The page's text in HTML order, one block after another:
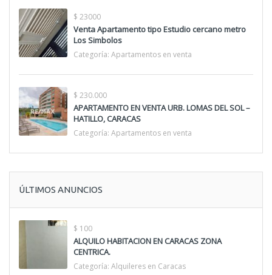
$ 23000
Venta Apartamento tipo Estudio cercano metro
Los Simbolos
Categoría: Apartamentos en venta
$ 230.000
APARTAMENTO EN VENTA URB. LOMAS DEL SOL –
HATILLO, CARACAS
Categoría: Apartamentos en venta
ÚLTIMOS ANUNCIOS
$ 100
ALQUILO HABITACION EN CARACAS ZONA
CENTRICA.
Categoría: Alquileres en Caracas